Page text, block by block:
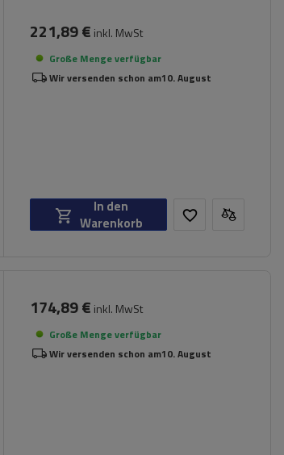
221,89 € inkl. MwSt
Große Menge verfügbar
Wir versenden schon am10. August
In den
Warenkorb
174,89 € inkl. MwSt
Große Menge verfügbar
Wir versenden schon am10. August